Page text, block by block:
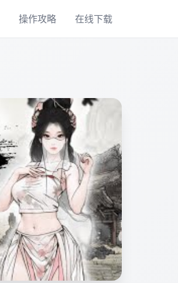
操作攻略 在线下载